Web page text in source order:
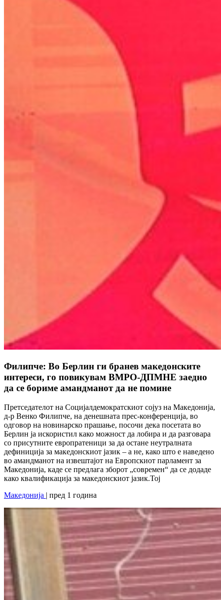
Филипче: Во Берлин ги бранев македонските
интереси, го повикувам ВМРО-ДПМНЕ заедно
да се бориме амандманот да не помине
Претседателот на Социјалдемократскиот сојуз на Македонија,
д-р Венко Филипче, на денешната прес-конференција, во
одговор на новинарско прашање, посочи дека посетата во
Берлин ја искористил како можност да лобира и да разговара
со присутните европратеници за да остане неутралната
дефиниција за македонскиот јазик – а не, како што е наведено
во амандманот на извештајот на Европскиот парламент за
Македонија, каде се предлага зборот „современ“ да се додаде
како квалификација за македонскиот јазик.Тој
Македонија | пред 1 година